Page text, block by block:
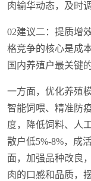
肉输华动态，及时
02建议二：提质增
格竞争的核心是成
国内养殖户最关键
一方面，优化养殖
智能饲喂、精准防
度，降低饲料、人
散户低5%-8%，成
面，加强品种改良
肉的口感和品质，